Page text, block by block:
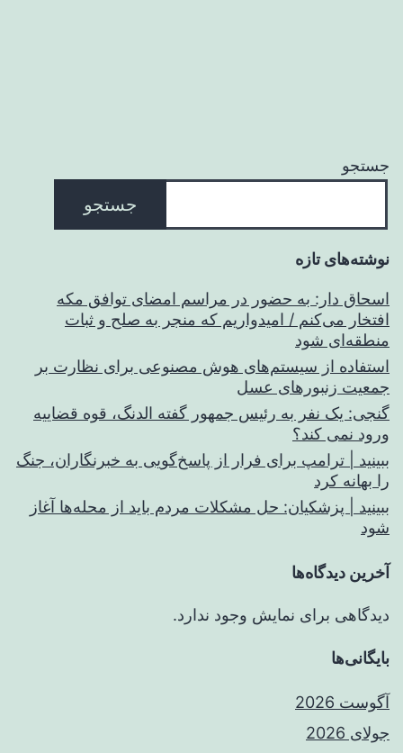
جستجو
جستجو
نوشته‌های تازه
اسحاق‌ دار: به حضور در مراسم امضای توافق مکه
افتخار می‌کنم / امیدواریم که منجر به صلح و ثبات
منطقه‌ای شود
استفاده از سیستم‌های هوش مصنوعی برای نظارت بر
جمعیت زنبورهای عسل
گنجی: یک نفر به رئیس جمهور گفته الدنگ، قوه قضاییه
ورود نمی کند؟
ببینید | ترامپ برای فرار از پاسخ‌گویی به خبرنگاران، جنگ
را بهانه کرد
ببینید | پزشکیان: حل مشکلات مردم باید از محله‌ها آغاز
شود
آخرین دیدگاه‌ها
دیدگاهی برای نمایش وجود ندارد.
بایگانی‌ها
آگوست 2026
جولای 2026